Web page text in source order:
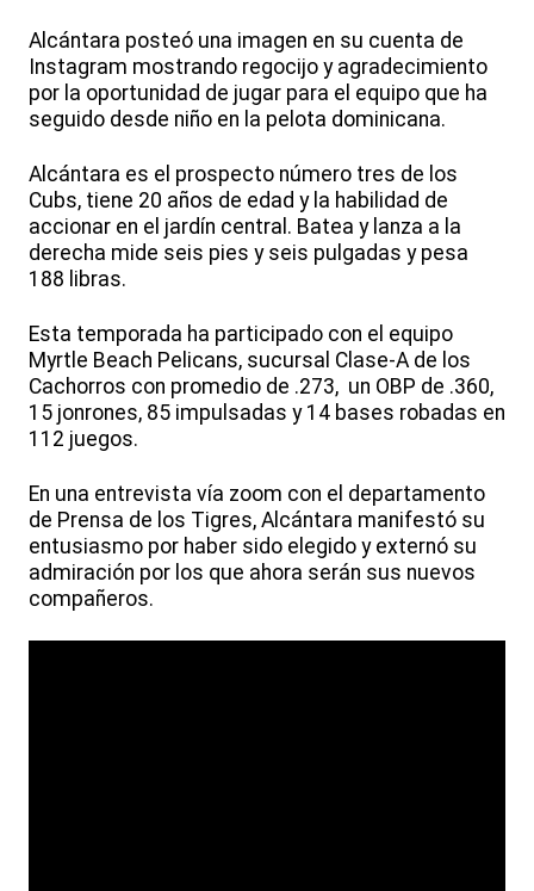
Alcántara posteó una imagen en su cuenta de
Instagram mostrando regocijo y agradecimiento
por la oportunidad de jugar para el equipo que ha
seguido desde niño en la pelota dominicana.
Alcántara es el prospecto número tres de los
Cubs, tiene 20 años de edad y la habilidad de
accionar en el jardín central. Batea y lanza a la
derecha mide seis pies y seis pulgadas y pesa
188 libras.
Esta temporada ha participado con el equipo
Myrtle Beach Pelicans, sucursal Clase-A de los
Cachorros con promedio de .273, un OBP de .360,
15 jonrones, 85 impulsadas y 14 bases robadas en
112 juegos.
En una entrevista vía zoom con el departamento
de Prensa de los Tigres, Alcántara manifestó su
entusiasmo por haber sido elegido y externó su
admiración por los que ahora serán sus nuevos
compañeros.